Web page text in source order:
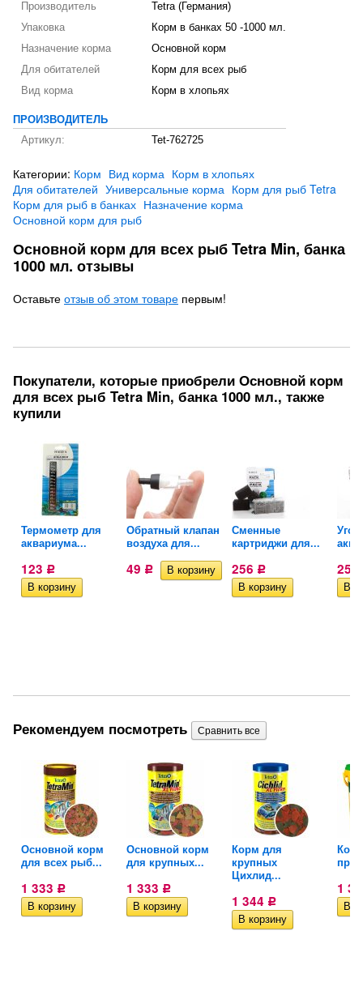
Производитель
Tetra (Германия)
Упаковка
Корм в банках 50 -1000 мл.
Назначение корма
Основной корм
Для обитателей
Корм для всех рыб
Вид корма
Корм в хлопьях
ПРОИЗВОДИТЕЛЬ
Артикул:
Tet-762725
Категории: Корм Вид корма Корм в хлопьях
Для обитателей Универсальные корма Корм для рыб Tetra
Корм для рыб в банках Назначение корма
Основной корм для рыб
Основной корм для всех рыб Tetra Min, банка
1000 мл. отзывы
Оставьте отзыв об этом товаре первым!
Покупатели, которые приобрели Основной корм
для всех рыб Tetra Min, банка 1000 мл., также
купили
Термометр для
аквариума...
123 Р
Обратный клапан
воздуха для...
49 Р
Сменные
картриджи для...
256 Р 255
Рекомендуем посмотреть
Основной корм
для всех рыб...
1 333 Р
Основной корм
для крупных...
1 333 Р
Корм для
крупных
Цихлид...
1 344 Р
1